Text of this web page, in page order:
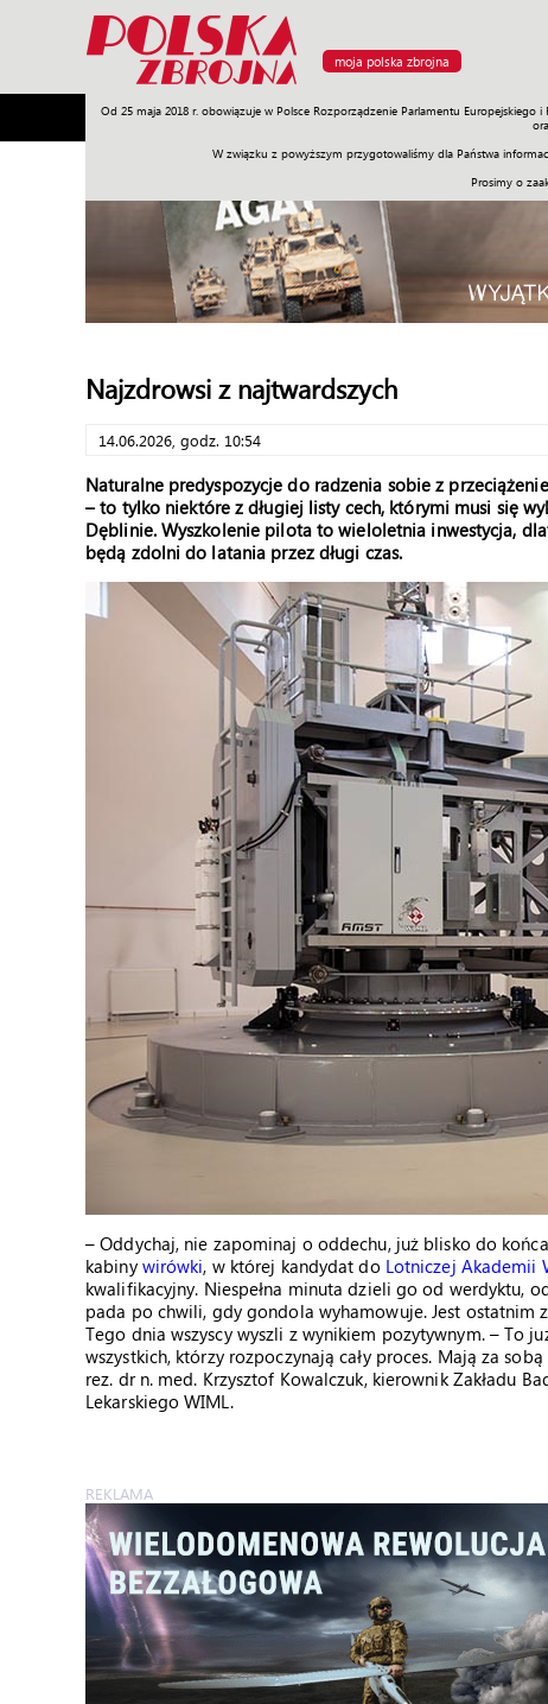
moja polska zbrojna
Od 25 maja 2018 r. obowiązuje w Polsce Rozporządzenie Parlamentu
W związku z powyższym przygotowaliśmy dla Państwa
Prosimy o
Armia Poligon Sprzęt Misje Polityka Prawo
Najzdrowsi z najtwardszych
14.06.2026, godz. 10:54
Naturalne predyspozycje do radzenia sobie z
– to tylko niektóre z długiej listy cech, którymi musi się
Dęblinie. Wyszkolenie pilota to wieloletnia inwestycja,
będą zdolni do latania przez długi czas.
– Oddychaj, nie zapominaj o oddechu, już blisko do
kabiny wirówki, w której kandydat do Lotniczej Akademii
kwalifikacyjny. Niespełna minuta dzieli go od werdyktu,
pada po chwili, gdy gondola wyhamowuje. Jest ostatnim
Tego dnia wszyscy wyszli z wynikiem pozytywnym. – To
wszystkich, którzy rozpoczynają cały proces. Mają za
rez. dr n. med. Krzysztof Kowalczuk, kierownik Zakładu
Lekarskiego WIML.
REKLAMA